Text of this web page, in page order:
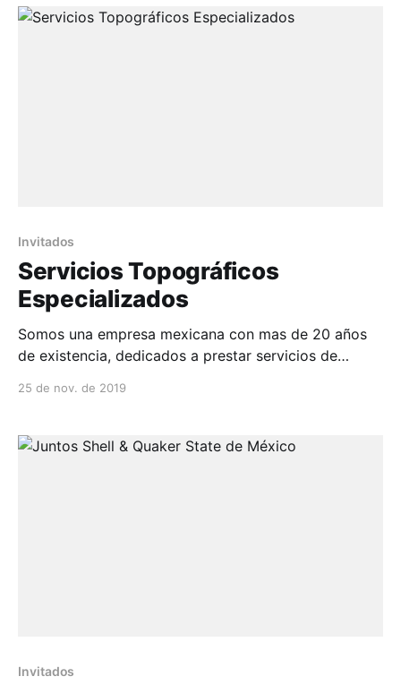
Invitados
Servicios Topográficos
Especializados
Somos una empresa mexicana con mas de 20 años
de existencia, dedicados a prestar servicios de
25 de nov. de 2019
Invitados